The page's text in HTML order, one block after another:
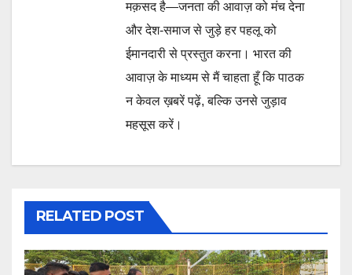
मक़सद है—जनता की आवाज़ को मंच देना
और देश-समाज से जुड़े हर पहलू को
ईमानदारी से प्रस्तुत करना। भारत की
आवाज़ के माध्यम से मैं चाहता हूँ कि पाठक
न केवल ख़बरें पढ़ें, बल्कि उनसे जुड़ाव
महसूस करें।
RELATED POST